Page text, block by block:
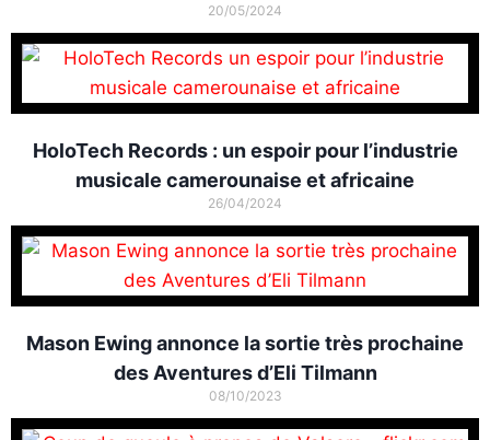
20/05/2024
HoloTech Records : un espoir pour l’industrie
musicale camerounaise et africaine
26/04/2024
Mason Ewing annonce la sortie très prochaine
des Aventures d’Eli Tilmann
08/10/2023